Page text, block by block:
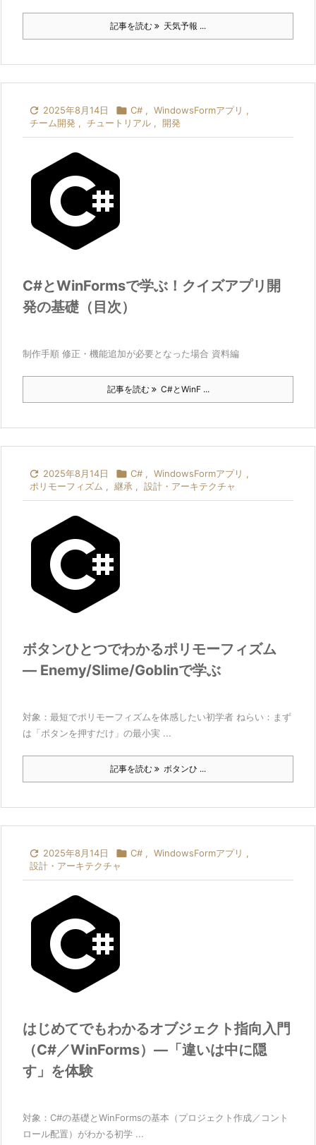
記事を読む 天気予報 ...
 2025年8月14日  C# , WindowsFormアプリ ,
チーム開発 , チュートリアル , 開発
C#とWinFormsで学ぶ！クイズアプリ開
発の基礎（目次）
制作手順 修正・機能追加が必要となった場合 資料編
記事を読む C#とWinF ...
 2025年8月14日  C# , WindowsFormアプリ ,
ポリモーフィズム , 継承 , 設計・アーキテクチャ
ボタンひとつでわかるポリモーフィズム
― Enemy/Slime/Goblinで学ぶ
対象：最短でポリモーフィズムを体感したい初学者 ねらい：まず
は「ボタンを押すだけ」の最小実 ...
記事を読む ボタンひ ...
 2025年8月14日  C# , WindowsFormアプリ ,
設計・アーキテクチャ
はじめてでもわかるオブジェクト指向入門
（C#／WinForms）—「違いは中に隠
す」を体験
対象：C#の基礎とWinFormsの基本（プロジェクト作成／コント
ロール配置）がわかる初学 ...